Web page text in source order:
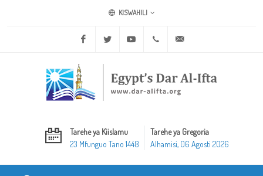
KISWAHILI
Facebook Twitter Youtube +20 2 25970400
Tarehe ya Kiislamu
23 Mfunguo Tano 1448
Tarehe ya Gregoria
Alhamisi, 06 Agosti 2026